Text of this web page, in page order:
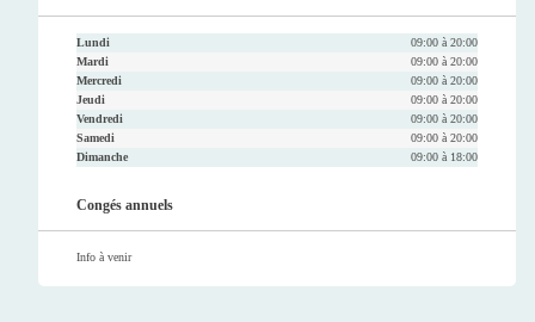
Lundi
09:00 à 20:00
Mardi
09:00 à 20:00
Mercredi
09:00 à 20:00
Jeudi
09:00 à 20:00
Vendredi
09:00 à 20:00
Samedi
09:00 à 20:00
Dimanche
09:00 à 18:00
Congés annuels
Info à venir